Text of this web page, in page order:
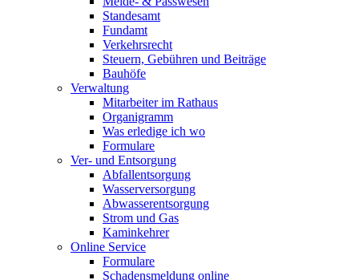
Standesamt
Fundamt
Verkehrsrecht
Steuern, Gebühren und Beiträge
Bauhöfe
Verwaltung
Mitarbeiter im Rathaus
Organigramm
Was erledige ich wo
Formulare
Ver- und Entsorgung
Abfallentsorgung
Wasserversorgung
Abwasserentsorgung
Strom und Gas
Kaminkehrer
Online Service
Formulare
Schadensmeldung online